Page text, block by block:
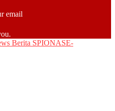
email
SPIONASE-